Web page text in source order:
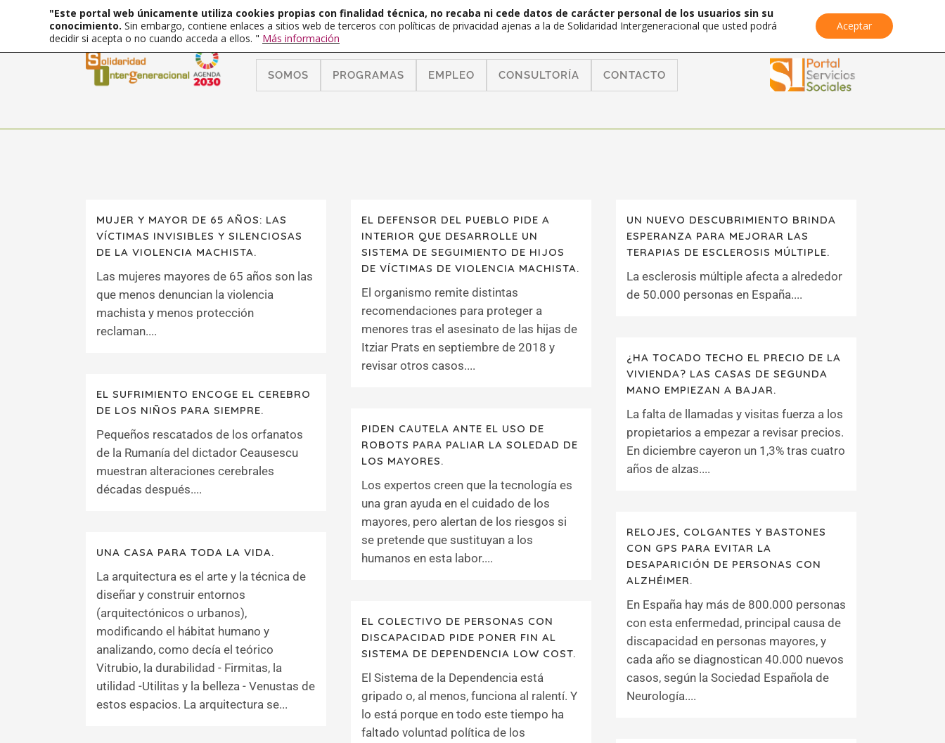
SOMOS PROGRAMAS EMPLEO CONSULTORÍA CONTACTO
MUJER Y MAYOR DE 65 AÑOS: LAS
VÍCTIMAS INVISIBLES Y SILENCIOSAS
DE LA VIOLENCIA MACHISTA.
Las mujeres mayores de 65 años son las
que menos denuncian la violencia
machista y menos protección
reclaman....
EL DEFENSOR DEL PUEBLO PIDE A
INTERIOR QUE DESARROLLE UN
SISTEMA DE SEGUIMIENTO DE HIJOS
DE VÍCTIMAS DE VIOLENCIA MACHISTA.
El organismo remite distintas
recomendaciones para proteger a
menores tras el asesinato de las hijas de
Itziar Prats en septiembre de 2018 y
revisar otros casos....
UN NUEVO DESCUBRIMIENTO BRINDA
ESPERANZA PARA MEJORAR LAS
TERAPIAS DE ESCLEROSIS MÚLTIPLE.
La esclerosis múltiple afecta a alrededor
de 50.000 personas en España....
¿HA TOCADO TECHO EL PRECIO DE LA
VIVIENDA? LAS CASAS DE SEGUNDA
MANO EMPIEZAN A BAJAR.
La falta de llamadas y visitas fuerza a los
propietarios a empezar a revisar precios.
En diciembre cayeron un 1,3% tras cuatro
años de alzas....
EL SUFRIMIENTO ENCOGE EL CEREBRO
DE LOS NIÑOS PARA SIEMPRE.
Pequeños rescatados de los orfanatos
de la Rumanía del dictador Ceausescu
muestran alteraciones cerebrales
décadas después....
PIDEN CAUTELA ANTE EL USO DE
ROBOTS PARA PALIAR LA SOLEDAD DE
LOS MAYORES.
Los expertos creen que la tecnología es
una gran ayuda en el cuidado de los
mayores, pero alertan de los riesgos si
se pretende que sustituyan a los
humanos en esta labor....
RELOJES, COLGANTES Y BASTONES
CON GPS PARA EVITAR LA
DESAPARICIÓN DE PERSONAS CON
ALZHÉIMER.
En España hay más de 800.000 personas
con esta enfermedad, principal causa de
discapacidad en personas mayores, y
cada año se diagnostican 40.000 nuevos
casos, según la Sociedad Española de
Neurología....
UNA CASA PARA TODA LA VIDA.
La arquitectura es el arte y la técnica de
diseñar y construir entornos
(arquitectónicos o urbanos),
modificando el hábitat humano y
analizando, como decía el teórico
Vitrubio, la durabilidad - Firmitas, la
utilidad -Utilitas y la belleza - Venustas de
estos espacios. La arquitectura se...
EL COLECTIVO DE PERSONAS CON
DISCAPACIDAD PIDE PONER FIN AL
SISTEMA DE DEPENDENCIA LOW COST.
El Sistema de la Dependencia está
gripado o, al menos, funciona al ralentí. Y
lo está porque en todo este tiempo ha
faltado voluntad política de los
"Este portal web únicamente utiliza cookies propias con finalidad técnica, no recaba ni cede datos de carácter personal de los usuarios sin su
conocimiento. Sin embargo, contiene enlaces a sitios web de terceros con políticas de privacidad ajenas a la de Solidaridad Intergeneracional que usted podrá
decidir si acepta o no cuando acceda a ellos. " Más información
Aceptar